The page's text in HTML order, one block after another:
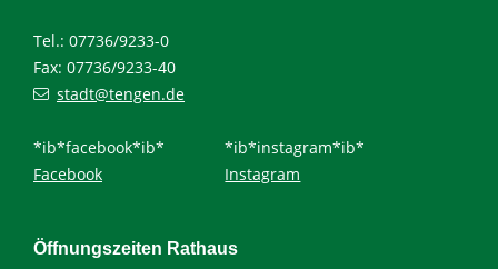
Tel.: 07736/9233-0
Fax: 07736/9233-40
stadt@tengen.de
*ib*facebook*ib*
Facebook
*ib*instagram*ib*
Instagram
Öffnungszeiten Rathaus